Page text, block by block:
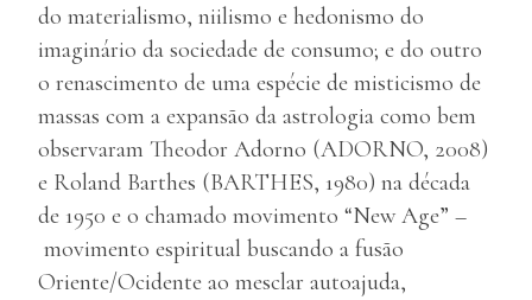
do materialismo, niilismo e hedonismo do
imaginário da sociedade de consumo; e do outro
o renascimento de uma espécie de misticismo de
massas com a expansão da astrologia como bem
observaram Theodor Adorno (ADORNO, 2008)
e Roland Barthes (BARTHES, 1980) na década
de 1950 e o chamado movimento “New Age” –
movimento espiritual buscando a fusão
Oriente/Ocidente ao mesclar autoajuda,